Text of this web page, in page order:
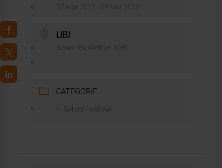
07 Mar 2025 - 09 Mar 2025
LIEU
Sault-lès-Rethel (08)
CATÉGORIE
Salon/Festival